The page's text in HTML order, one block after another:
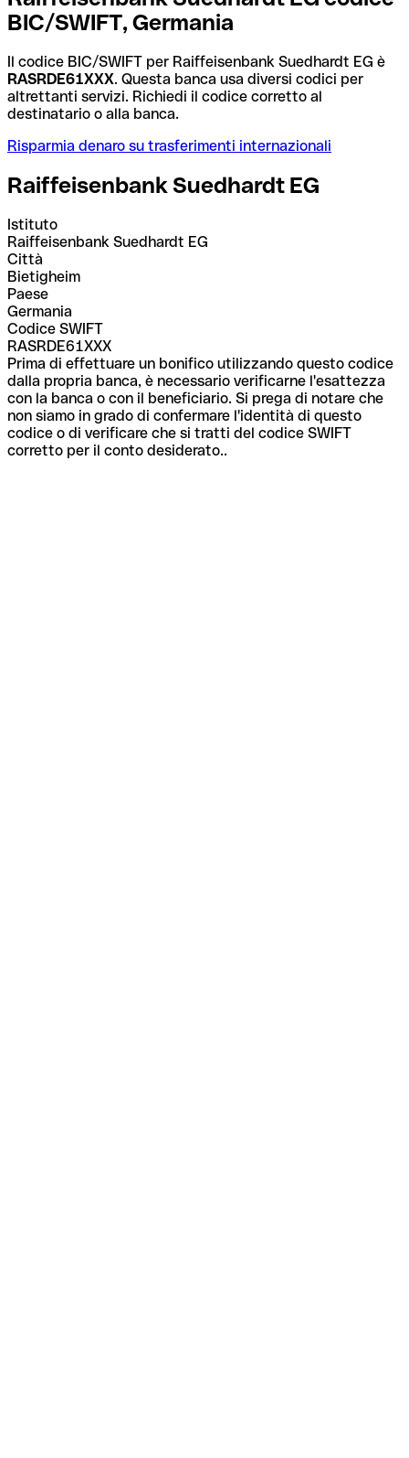
BIC/SWIFT, Germania
Il codice BIC/SWIFT per Raiffeisenbank Suedhardt EG è
RASRDE61XXX. Questa banca usa diversi codici per
altrettanti servizi. Richiedi il codice corretto al
destinatario o alla banca.
Risparmia denaro su trasferimenti internazionali
Raiffeisenbank Suedhardt EG
Istituto
Raiffeisenbank Suedhardt EG
Città
Bietigheim
Paese
Germania
Codice SWIFT
RASRDE61XXX
Prima di effettuare un bonifico utilizzando questo codice
dalla propria banca, è necessario verificarne l'esattezza
con la banca o con il beneficiario. Si prega di notare che
non siamo in grado di confermare l'identità di questo
codice o di verificare che si tratti del codice SWIFT
corretto per il conto desiderato..